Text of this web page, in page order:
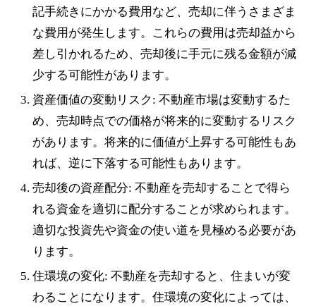
記手続きにかかる費用など、売却に伴うさまざま
な費用が発生します。これらの費用は売却益から
差し引かれるため、売却後に手元に残る金額が減
少する可能性があります。
資産価値の変動リスク: 不動産市場は変動するた
め、売却時点での価格が将来的に変動するリスク
があります。将来的に価値が上昇する可能性もあ
れば、逆に下落する可能性もあります。
売却後の資産配分: 不動産を売却することで得ら
れる資金を適切に配分することが求められます。
適切な投資先や資金の使い道を見極める必要があ
ります。
住環境の変化: 不動産を売却すると、住まいが変
わることになります。住環境の変化によっては、